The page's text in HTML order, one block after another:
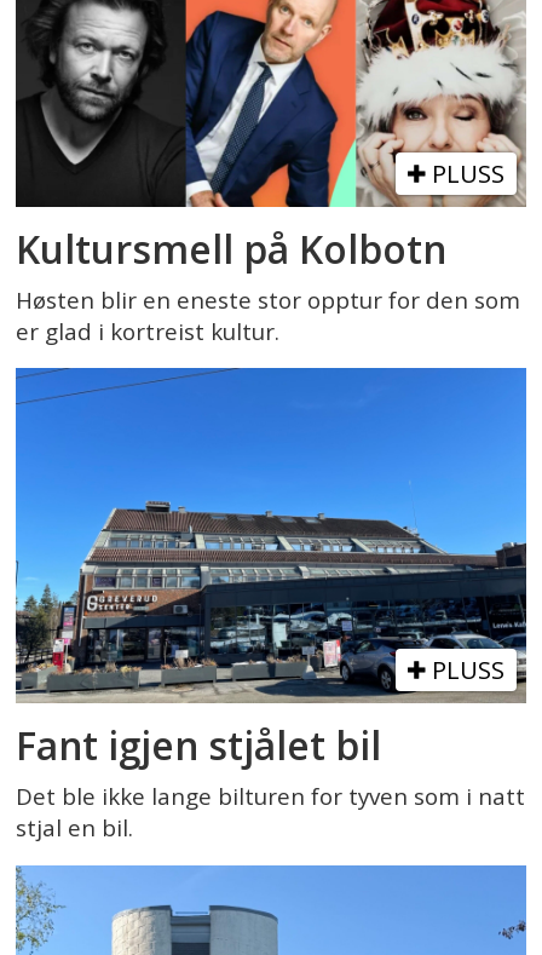
PLUSS
Kultursmell på Kolbotn
Høsten blir en eneste stor opptur for den som
er glad i kortreist kultur.
PLUSS
Fant igjen stjålet bil
Det ble ikke lange bilturen for tyven som i natt
stjal en bil.